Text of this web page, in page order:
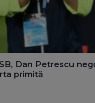
Dan Petrescu
primită